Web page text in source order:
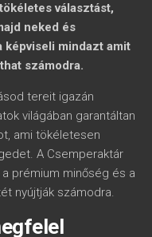
választást,
neked és
képviseli mindazt amit
számodra.
tereit igazán
világában garantáltan
ami tökéletesen
A Csemperaktár
prémium minőség és a
nyújtják számodra.